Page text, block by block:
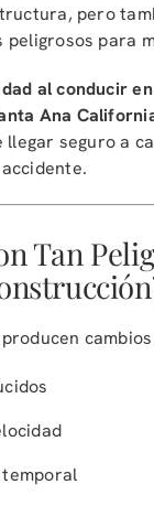
pero
peligrosos para
al conducir
Ana
seguro a
Tan